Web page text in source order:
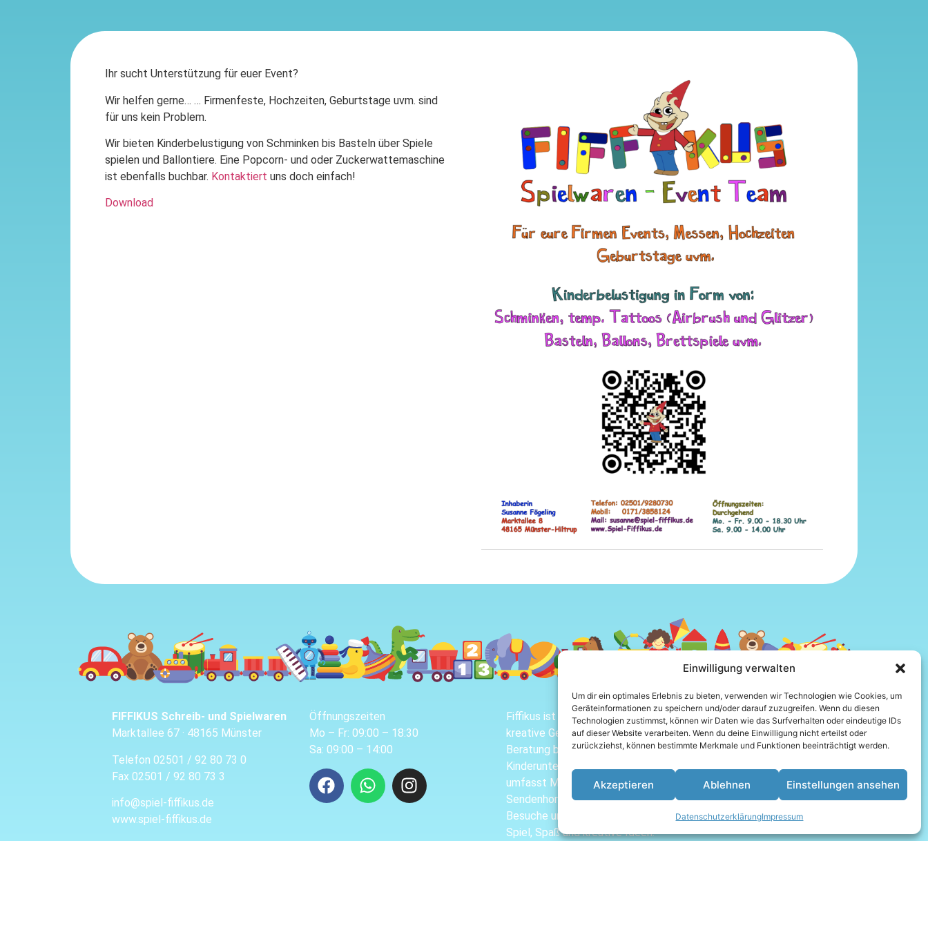
Einwilligung verwalten
Um dir ein optimales Erlebnis zu bieten, verwenden wir Technologien wie Cookies, um
Geräteinformationen zu speichern und/oder darauf zuzugreifen. Wenn du diesen
Technologien zustimmst, können wir Daten wie das Surfverhalten oder eindeutige IDs
auf dieser Website verarbeiten. Wenn du deine Einwilligung nicht erteilst oder
zurückziehst, können bestimmte Merkmale und Funktionen beeinträchtigt werden.
Akzeptieren Ablehnen Einstellungen ansehen
DatenschutzerklärungImpressum
Ihr sucht Unterstützung für euer Event?
Wir helfen gerne… … Firmenfeste, Hochzeiten, Geburtstage uvm. sind
für uns kein Problem.
Wir bieten Kinderbelustigung von Schminken bis Basteln über Spiele
spielen und Ballontiere. Eine Popcorn- und oder Zuckerwattemaschine
ist ebenfalls buchbar. Kontaktiert uns doch einfach!
Download
FIFFIKUS Schreib- und Spielwaren
Marktallee 67 · 48165 Münster
Telefon 02501 / 92 80 73 0
Fax 02501 / 92 80 73 3
info@spiel-fiffikus.de
www.spiel-fiffikus.de
Öffnungszeiten
Mo – Fr: 09:00 – 18:30
Sa: 09:00 – 14:00
Fiffikus ist dein Fachgeschäft für Schreibwaren, Spielwaren und
kreative Geschenkideen in Münster-Hiltrup. Neben persönlicher
Beratung bieten wir auch Events, Workshops und
Kinderunterhaltung für jeden Anlass. Unser Einzugsgebiet
umfasst Münster, Hiltrup, Amelsbüren, Wolbeck, Albersloh,
Sendenhorst, Drensteinfurt, Ahlen, Telgte und Warendorf.
Besuche uns vor Ort oder entdecke unsere Angebote rund um
Spiel, Spaß und kreative Ideen.